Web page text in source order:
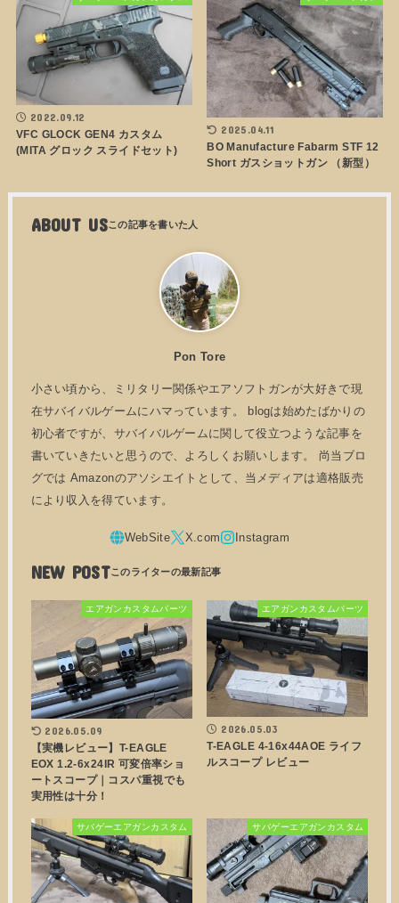
2022.09.12
VFC GLOCK GEN4 カスタム
(MITA グロック スライドセット)
2025.04.11
BO Manufacture Fabarm STF 12
Short ガスショットガン （新型）
ABOUT US
Pon Tore
小さい頃から、ミリタリー関係やエアソフトガンが大好きで現
在サバイバルゲームにハマっています。 blogは始めたばかりの
初心者ですが、サバイバルゲームに関して役立つような記事を
書いていきたいと思うので、よろしくお願いします。 尚当ブロ
グでは Amazonのアソシエイトとして、当メディアは適格販売
により収入を得ています。
NEW POST
エアガンカスタムパーツ
2026.05.09
【実機レビュー】T-EAGLE
EOX 1.2-6x24IR 可変倍率ショ
ートスコープ｜コスパ重視でも
実用性は十分！
エアガンカスタムパーツ
2026.05.03
T-EAGLE 4-16x44AOE ライフ
ルスコープ レビュー
サバゲーエアガンカスタム サバゲーエアガンカスタム